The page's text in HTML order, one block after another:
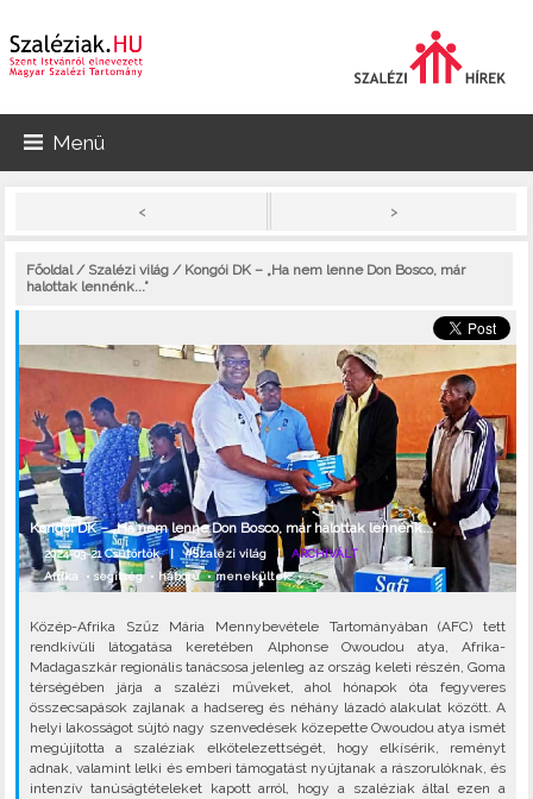
Menü
< >
Főoldal/ Szalézi világ / Kongói DK – „Ha nem lenne Don Bosco, már
halottak lennénk...”
Kongói DK – „Ha nem lenne Don Bosco, már halottak lennénk...”
2024-03-21 Csütörtök |#Szalézi világ |ARCHIVÁLT
Afrika
•segítség• háború•menekültek•
Közép-Afrika Szűz Mária Mennybevétele Tartományában (AFC) tett
rendkívüli látogatása keretében Alphonse Owoudou atya, Afrika-
Madagaszkár regionális tanácsosa jelenleg az ország keleti részén, Goma
térségében járja a szalézi műveket, ahol hónapok óta fegyveres
összecsapások zajlanak a hadsereg és néhány lázadó alakulat között. A
helyi lakosságot sújtó nagy szenvedések közepette Owoudou atya ismét
megújította a szaléziak elkötelezettségét, hogy elkísérik, reményt
adnak, valamint lelki és emberi támogatást nyújtanak a rászorulóknak, és
intenzív tanúságtételeket kapott arról, hogy a szaléziak által ezen a